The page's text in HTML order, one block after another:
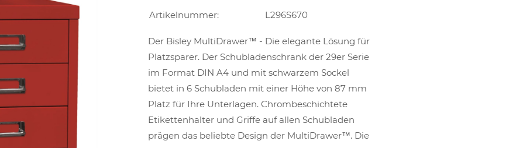
Artikelnummer: L296S670
Der Bisley MultiDrawer™ - Die elegante Lösung für
Platzsparer. Der Schubladenschrank der 29er Serie
im Format DIN A4 und mit schwarzem Sockel
bietet in 6 Schubladen mit einer Höhe von 87 mm
Platz für Ihre Unterlagen. Chrombeschichtete
Etikettenhalter und Griffe auf allen Schubladen
prägen das beliebte Design der MultiDrawer™. Die